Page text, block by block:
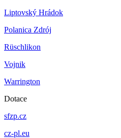
Liptovský Hrádok
Polanica Zdrój
Rüschlikon
Vojnik
Warrington
Dotace
sfzp.cz
cz-pl.eu